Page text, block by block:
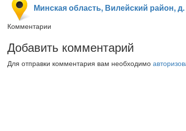
Минская область, Вилейский район,
Комментарии
Добавить комментарий
Для отправки комментария вам необходимо